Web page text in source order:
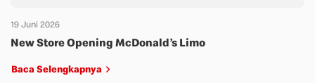
19 Juni 2026
New Store Opening McDonald’s Limo
Baca Selengkapnya